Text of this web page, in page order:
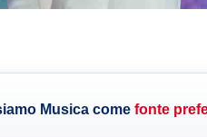
Musica come fonte